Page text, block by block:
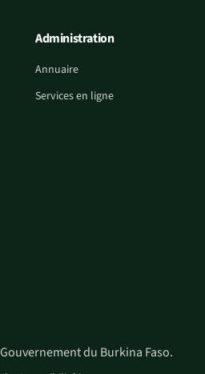
Administration
Annuaire
Services en ligne
du Burkina Faso.